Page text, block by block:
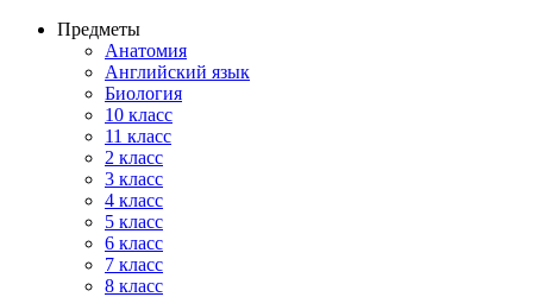
Предметы
Анатомия
Английский язык
Биология
10 класс
11 класс
2 класс
3 класс
4 класс
5 класс
6 класс
7 класс
8 класс